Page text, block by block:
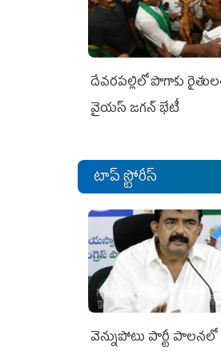
దేవరపల్లిలో పొగాకు
వైయస్ జగన్ భేటీ
టాప్ స్టోరీస్
వెన్నుపోటు పార్టీ పాలనలో